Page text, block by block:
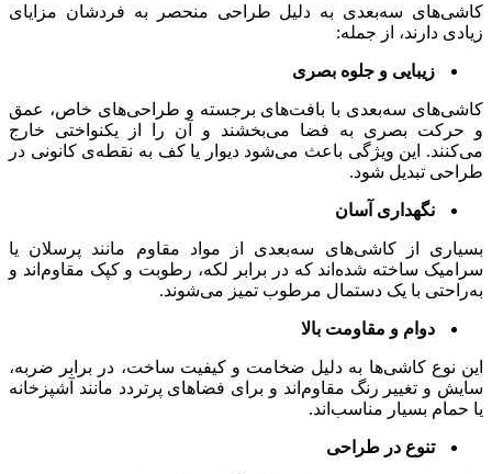
کاشی‌های سه‌بعدی به دلیل طراحی منحصر به‌ فردشان مزایای
زیادی دارند، از جمله:
زیبایی و جلوه بصری
کاشی‌های سه‌بعدی با بافت‌های برجسته و طراحی‌های خاص، عمق
و حرکت بصری به فضا می‌بخشند و آن را از یکنواختی خارج
می‌کنند. این ویژگی باعث می‌شود دیوار یا کف به نقطه‌ی کانونی در
طراحی تبدیل شود.
نگهداری آسان
بسیاری از کاشی‌های سه‌بعدی از مواد مقاوم مانند پرسلان یا
سرامیک ساخته شده‌اند که در برابر لکه، رطوبت و کپک مقاوم‌اند و
به‌راحتی با یک دستمال مرطوب تمیز می‌شوند.
دوام و مقاومت بالا
این نوع کاشی‌ها به دلیل ضخامت و کیفیت ساخت، در برابر ضربه،
سایش و تغییر رنگ مقاوم‌اند و برای فضاهای پرتردد مانند آشپزخانه
یا حمام بسیار مناسب‌اند.
تنوع در طراحی